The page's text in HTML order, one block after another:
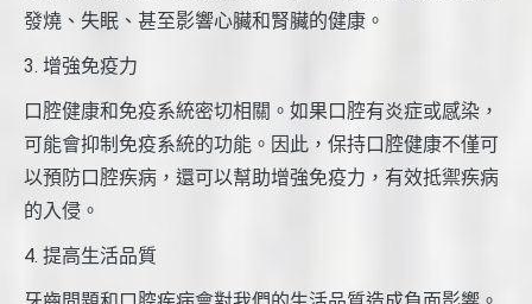
發燒、失眠、甚至影響心臟和腎臟的健康。
3. 增強免疫力
口腔健康和免疫系統密切相關。如果口腔有炎症或感染，
可能會抑制免疫系統的功能。因此，保持口腔健康不僅可
以預防口腔疾病，還可以幫助增強免疫力，有效抵禦疾病
的入侵。
4. 提高生活品質